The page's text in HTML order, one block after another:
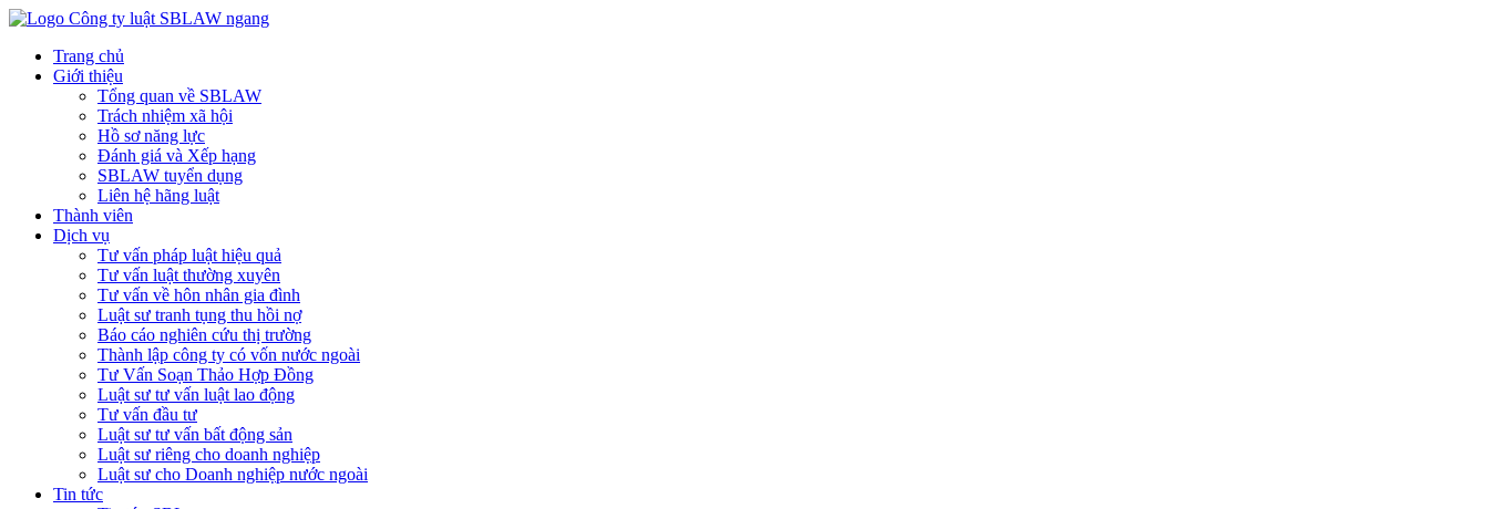
Trang chủ
Giới thiệu
Tổng quan về SBLAW
Trách nhiệm xã hội
Hồ sơ năng lực
Đánh giá và Xếp hạng
SBLAW tuyển dụng
Liên hệ hãng luật
Thành viên
Dịch vụ
Tư vấn pháp luật hiệu quả
Tư vấn luật thường xuyên
Tư vấn về hôn nhân gia đình
Luật sư tranh tụng thu hồi nợ
Báo cáo nghiên cứu thị trường
Thành lập công ty có vốn nước ngoài
Tư Vấn Soạn Thảo Hợp Đồng
Luật sư tư vấn luật lao động
Tư vấn đầu tư
Luật sư tư vấn bất động sản
Luật sư riêng cho doanh nghiệp
Luật sư cho Doanh nghiệp nước ngoài
Tin tức